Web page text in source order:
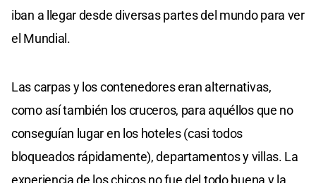
iban a llegar desde diversas partes del mundo para ver
el Mundial.
Las carpas y los contenedores eran alternativas,
como así también los cruceros, para aquéllos que no
conseguían lugar en los hoteles (casi todos
bloqueados rápidamente), departamentos y villas. La
experiencia de los chicos no fue del todo buena y la